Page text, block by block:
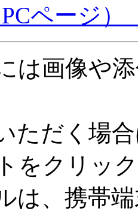
ページ）
は画像や
ただく場
をクリッ
は、携帯